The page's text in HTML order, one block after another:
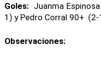
Goles: Juanma
1) y Pedro Corral 90+ (2-
Observaciones: